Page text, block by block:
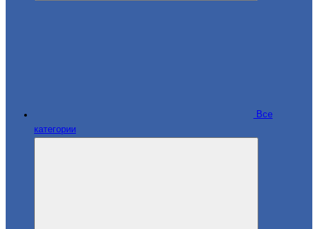
Все
категории